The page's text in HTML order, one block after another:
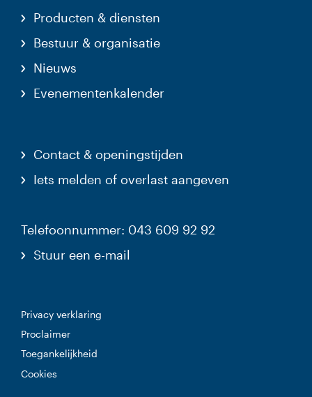
Producten & diensten
Bestuur & organisatie
Nieuws
Evenementenkalender
Contact & openingstijden
Iets melden of overlast aangeven
Telefoonnummer: 043 609 92 92
Stuur een e-mail
Privacy verklaring
Proclaimer
Toegankelijkheid
Cookies